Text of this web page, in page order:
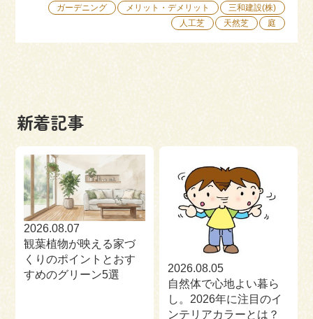
054-365-3838
受付時間／平日9:00 - 18:00
来場予約 お問い合わせ 資料請求
ガーデニング メリット・デメリット
三和建設(株)
人工芝
天然芝 庭
新着記事
2026.08.07
観葉植物が映える家づ
くりのポイントとおす
すめのグリーン5選
2026.08.05
自然体で心地よい暮ら
し。2026年に注目のイ
ンテリアカラーとは？